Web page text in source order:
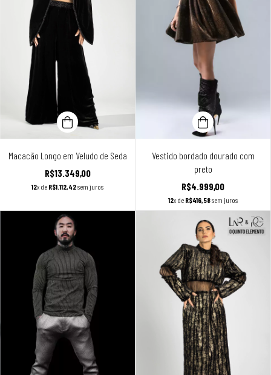
Macacão Longo em Veludo de Seda
R$13.349,00
12x de R$1.112,42sem juros
Vestido bordado dourado com
preto
R$4.999,00
12x de R$416,58sem juros